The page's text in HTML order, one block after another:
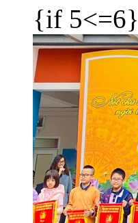
{if 5<=6}